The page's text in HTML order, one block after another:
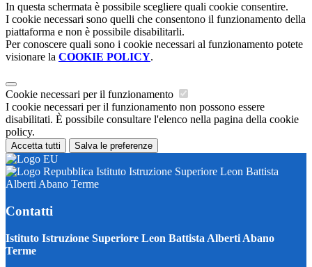
In questa schermata è possibile scegliere quali cookie consentire.
I cookie necessari sono quelli che consentono il funzionamento della
piattaforma e non è possibile disabilitarli.
Per conoscere quali sono i cookie necessari al funzionamento potete
visionare la COOKIE POLICY.
Cookie necessari per il funzionamento
I cookie necessari per il funzionamento non possono essere
disabilitati. È possibile consultare l'elenco nella pagina della cookie
policy.
Accetta tutti Salva le preferenze
Istituto Istruzione Superiore Leon Battista
Alberti Abano Terme
Contatti
Istituto Istruzione Superiore Leon Battista Alberti Abano
Terme